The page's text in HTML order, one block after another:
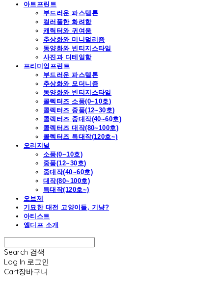
아트프린트
부드러운 파스텔톤
컬러풀한 화려함
캐릭터와 귀여움
추상화와 미니멀리즘
동양화와 빈티지스타일
사진과 디테일함
프리미엄프린트
부드러운 파스텔톤
추상화와 모더니즘
동양화와 빈티지스타일
콜렉터즈 소품(0~10호)
콜렉터즈 중품(12~30호)
콜렉터즈 중대작(40~60호)
콜렉터즈 대작(80~100호)
콜렉터즈 특대작(120호~)
오리지널
소품(0~10호)
중품(12~30호)
중대작(40~60호)
대작(80~100호)
특대작(120호~)
오브제
기묘한 대전 고양이들, 기냥?
아티스트
엘디프 소개
Search 검색
Log In 로그인
Cart장바구니